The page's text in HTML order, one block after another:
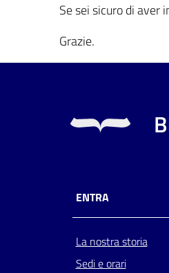
Se sei sicuro di
Grazie.
ENTRA
La nostra storia
Sedi e orari